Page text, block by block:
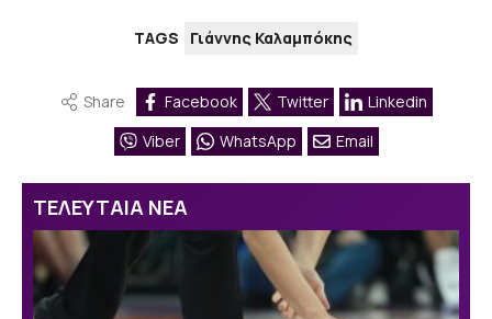
TAGS Γιάννης Καλαμπόκης
Share Facebook Twitter
Linkedin
Viber
WhatsApp Email
ΤΕΛΕΥΤΑΙΑ ΝΕΑ